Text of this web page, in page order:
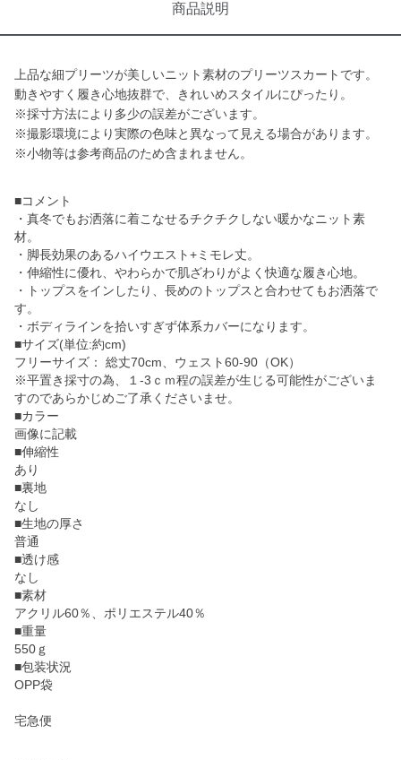
商品説明
上品な細プリーツが美しいニット素材のプリーツスカートです。
動きやすく履き心地抜群で、きれいめスタイルにぴったり。
※採寸方法により多少の誤差がございます。
※撮影環境により実際の色味と異なって見える場合があります。
※小物等は参考商品のため含まれません。
■コメント
・真冬でもお洒落に着こなせるチクチクしない暖かなニット素
材。
・脚長効果のあるハイウエスト+ミモレ丈。
・伸縮性に優れ、やわらかで肌ざわりがよく快適な履き心地。
・トップスをインしたり、長めのトップスと合わせてもお洒落で
す。
・ボディラインを拾いすぎず体系カバーになります。
■サイズ(単位:約cm)
フリーサイズ： 総丈70cm、ウェスト60-90（OK）
※平置き採寸の為、１-3ｃｍ程の誤差が生じる可能性がございま
すのであらかじめご了承くださいませ。
■カラー
画像に記載
■伸縮性
あり
■裏地
なし
■生地の厚さ
普通
■透け感
なし
■素材
アクリル60％、ポリエステル40％
■重量
550ｇ
■包装状況
OPP袋
宅急便